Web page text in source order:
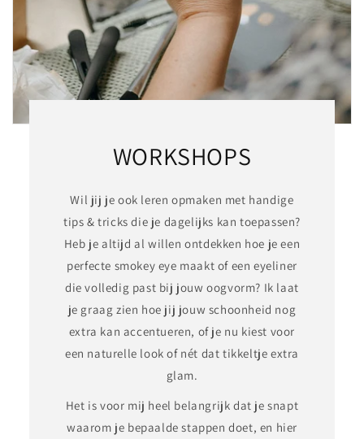
WORKSHOPS
Wil jij je ook leren opmaken met handige
tips & tricks die je dagelijks kan toepassen?
Heb je altijd al willen ontdekken hoe je een
perfecte smokey eye maakt of een eyeliner
die volledig past bij jouw oogvorm? Ik laat
je graag zien hoe jij jouw schoonheid nog
extra kan accentueren, of je nu kiest voor
een naturelle look of nét dat tikkeltje extra
glam.
Het is voor mij heel belangrijk dat je snapt
waarom je bepaalde stappen doet, en hier